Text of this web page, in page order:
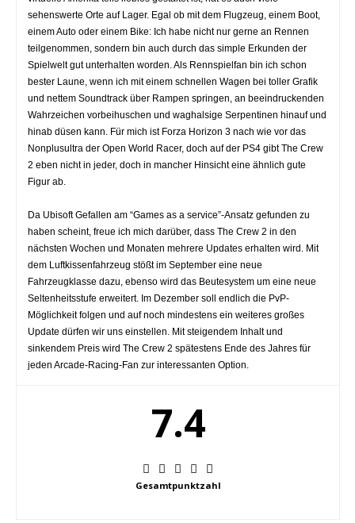
sehenswerte Orte auf Lager. Egal ob mit dem Flugzeug, einem Boot,
einem Auto oder einem Bike: Ich habe nicht nur gerne an Rennen
teilgenommen, sondern bin auch durch das simple Erkunden der
Spielwelt gut unterhalten worden. Als Rennspielfan bin ich schon
bester Laune, wenn ich mit einem schnellen Wagen bei toller Grafik
und nettem Soundtrack über Rampen springen, an beeindruckenden
Wahrzeichen vorbeihuschen und waghalsige Serpentinen hinauf und
hinab düsen kann. Für mich ist Forza Horizon 3 nach wie vor das
Nonplusultra der Open World Racer, doch auf der PS4 gibt The Crew
2 eben nicht in jeder, doch in mancher Hinsicht eine ähnlich gute
Figur ab.
Da Ubisoft Gefallen am “Games as a service”-Ansatz gefunden zu
haben scheint, freue ich mich darüber, dass The Crew 2 in den
nächsten Wochen und Monaten mehrere Updates erhalten wird. Mit
dem Luftkissenfahrzeug stößt im September eine neue
Fahrzeugklasse dazu, ebenso wird das Beutesystem um eine neue
Seltenheitsstufe erweitert. Im Dezember soll endlich die PvP-
Möglichkeit folgen und auf noch mindestens ein weiteres großes
Update dürfen wir uns einstellen. Mit steigendem Inhalt und
sinkendem Preis wird The Crew 2 spätestens Ende des Jahres für
jeden Arcade-Racing-Fan zur interessanten Option.
7.4
Gesamtpunktzahl